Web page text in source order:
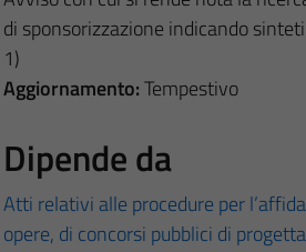
di sponsorizzazione indicando
1)
Aggiornamento:Tempestivo
Dipende da
Atti relativi alle procedure per
opere, di concorsi pubblici di